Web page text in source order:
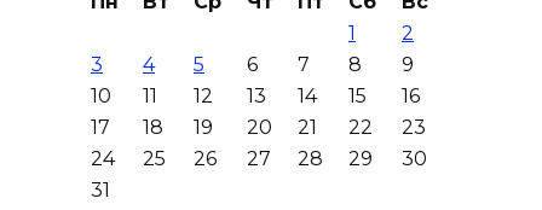
Более 11,5 тысячи домов
Ростовской области перешли
в чаты в мессенджере MAX
05 августа 2026 19:13
В Ростовской области
1
2
3
4 5 6 7 8
9
10
11 12 13 14 15
16
17
18 19 20 21 22
23
24
25 26 27 28 29
30
31